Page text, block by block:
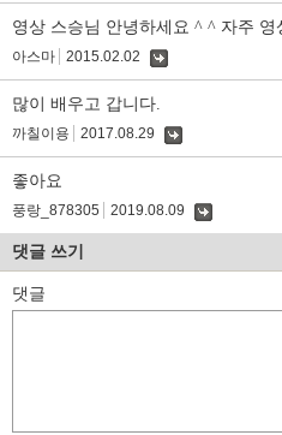
영상 스승님 안녕하세요 ^ ^ 자주
아스마 2015.02.02
많이 배우고 갑니다.
까칠이용 2017.08.29
좋아요
풍랑_878305 2019.08.09
댓글 쓰기
댓글